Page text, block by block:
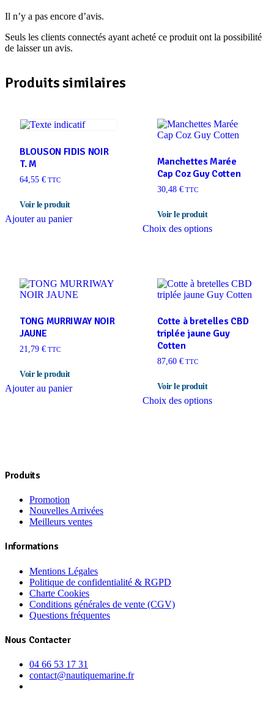
Il n’y a pas encore d’avis.
Seuls les clients connectés ayant acheté ce produit ont la possibilité
de laisser un avis.
Produits similaires
BLOUSON FIDIS NOIR
T. M
64,55 € TTC
Ajouter au panier
Manchettes Marée
Cap Coz Guy Cotten
30,48 €TTC
Choix des optionsproduit
options
peuvent
choisies
sur
la
TONG MURRIWAY NOIR
JAUNE
21,79 € TTC
Ajouter au panier
Cotte à bretelles CBD
triplée jaune Guy
Cotten
87,60 €TTC
Choix des optionsproduit
Produits
Promotion
Nouvelles Arrivées
Meilleurs ventes
Informations
Mentions Légales
Politique de confidentialité & RGPD
Charte Cookies
Conditions générales de vente (CGV)
Questions fréquentes
Nous Contacter
04 66 53 17 31
contact@nautiquemarine.fr